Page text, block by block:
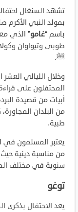
تشهد السنغال
بمولد النبي الأكرم
باسم “غامو” الذي
طوبى وتيواوان
ﷺ.
وخلال الليالي
المحتفلون على
أبيات من قصيدة
من البلدان
طبية.
يعتبر المسلمون في
من مناسبة دينية
سنوية في مختلف
توغو
يعد الاحتفال